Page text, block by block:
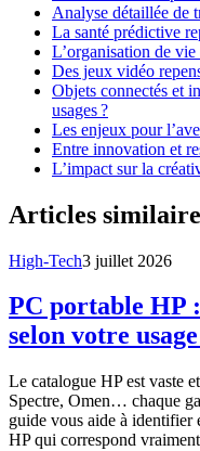
Analyse détaillée de
La santé prédictive
L’organisation de vie
Des jeux vidéo
Objets connectés et
usages ?
Les enjeux pour
Entre innovation et
L’impact sur la
Articles
High-Tech3 juillet 2026
PC portable HP
selon votre
Le catalogue HP est vaste
Spectre, Omen… chaque
guide vous aide à identifier
HP qui correspond